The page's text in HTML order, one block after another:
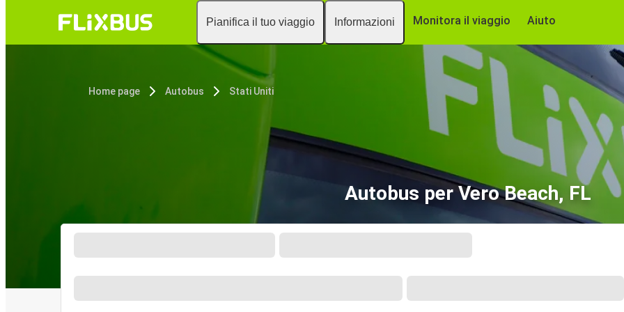
Pianifica il tuo viaggio Informazioni Monitora il viaggio Aiuto
Home page Autobus Stati Uniti
Autobus per Vero Beach, FL